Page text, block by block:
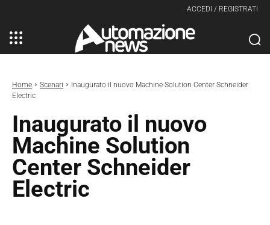
ACCEDI / REGISTRATI
Home Scenari
Inaugurato il nuovo Machine Solution Center Schneider
Electric
Inaugurato il nuovo
Machine Solution
Center Schneider
Electric